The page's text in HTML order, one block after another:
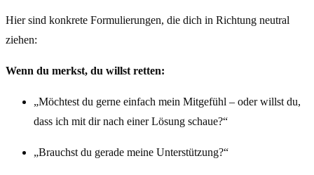
Hier sind konkrete Formulierungen, die dich in Richtung neutral
ziehen:
Wenn du merkst, du willst retten:
„Möchtest du gerne einfach mein Mitgefühl – oder willst du,
dass ich mit dir nach einer Lösung schaue?“
„Brauchst du gerade meine Unterstützung?“